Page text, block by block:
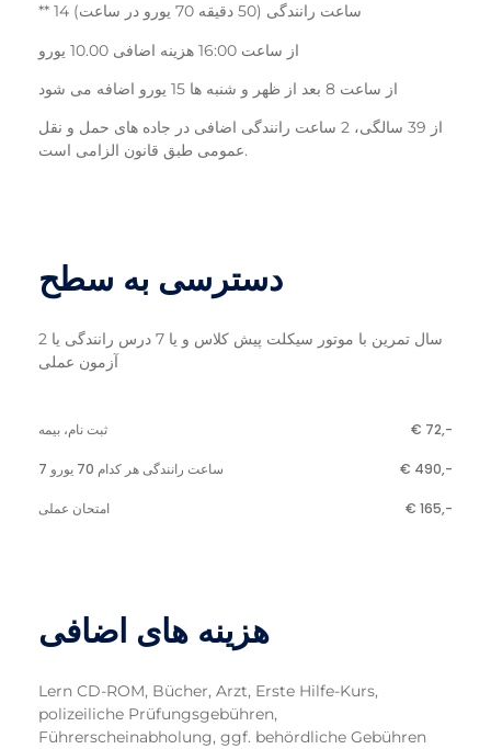
** 14 ساعت رانندگی (50 دقیقه 70 یورو در ساعت)
از ساعت 16:00 هزینه اضافی 10.00 یورو
از ساعت 8 بعد از ظهر و شنبه ها 15 یورو اضافه می شود
از 39 سالگی، 2 ساعت رانندگی اضافی در جاده های حمل و نقل
عمومی طبق قانون الزامی است.
دسترسی به سطح
2 سال تمرین با موتور سیکلت پیش کلاس و یا 7 درس رانندگی یا
آزمون عملی
ثبت نام، بیمه € 72,-
7 ساعت رانندگی هر کدام 70 یورو € 490,-
امتحان عملی € 165,-
هزینه های اضافی
Lern CD-ROM, Bücher, Arzt, Erste Hilfe-Kurs,
polizeiliche Prüfungsgebühren,
Führerscheinabholung, ggf. behördliche Gebühren